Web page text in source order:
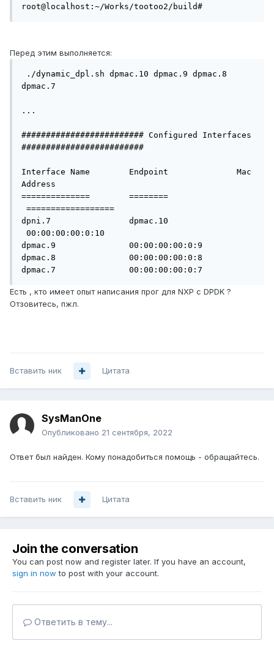
root@localhost:~/Works/tootoo2/build#
Перед этим выполняется:
./dynamic_dpl.sh dpmac.10 dpmac.9 dpmac.8
dpmac.7
...
######################### Configured Interfaces
#########################
Interface Name        Endpoint              Mac
Address
==============        ========
==================
dpni.7                dpmac.10
00:00:00:00:0:10
dpmac.9               00:00:00:00:0:9
dpmac.8               00:00:00:00:0:8
dpmac.7               00:00:00:00:0:7
Есть , кто имеет опыт написания прог для NXP с DPDK ?
Отзовитесь, пжл.
Вставить ник Цитата
SysManOne
Опубликовано 21 сентября, 2022
Ответ был найден. Кому понадобиться помощь - обращайтесь.
Вставить ник Цитата
Join the conversation
You can post now and register later. If you have an account,
sign in now to post with your account.
Ответить в тему...